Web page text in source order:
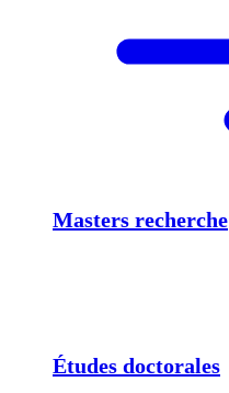
Masters recherche
Études doctorales